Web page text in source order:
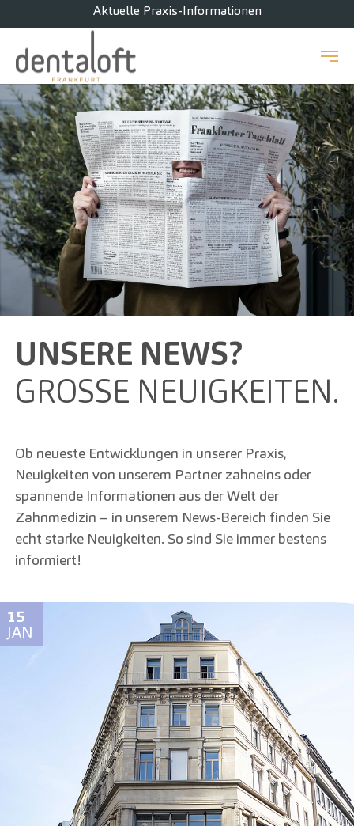
Zum Hauptinhalt springen
Aktuelle Praxis-Informationen
UNSERE NEWS?
GROSSE NEUIGKEITEN.
Ob neueste Entwicklungen in unserer Praxis,
Neuigkeiten von unserem Partner zahneins oder
spannende Informationen aus der Welt der
Zahnmedizin – in unserem News-Bereich finden Sie
echt starke Neuigkeiten. So sind Sie immer bestens
informiert!
15
JAN